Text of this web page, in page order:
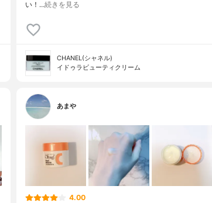
い！…続きを見る
CHANEL(シャネル)
イドゥラビューティクリーム
あまや
4.00